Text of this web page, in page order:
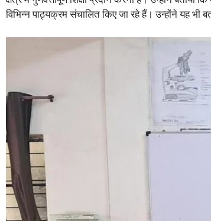
विभिन्न पाठ्यक्रम संचालित किए जा रहे हैं। उन्होंने यह भी